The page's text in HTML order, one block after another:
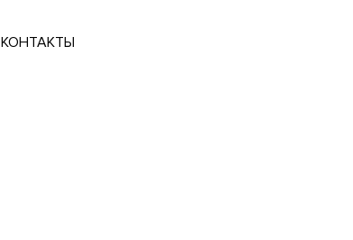
КОНТАКТЫ